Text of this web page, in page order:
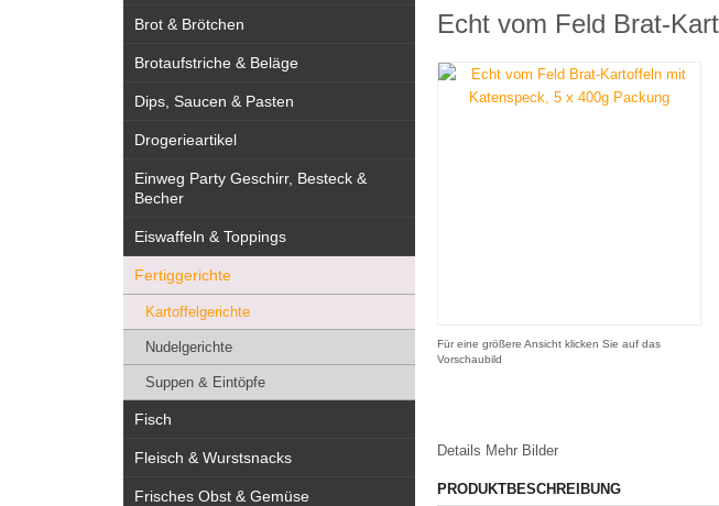
Echt vom Feld Brat-
Für eine größere Ansicht klicken Sie auf das
Vorschaubild
Details Mehr Bilder
PRODUKTBESCHREIBUNG
Brot & Brötchen
Brotaufstriche & Beläge
Dips, Saucen & Pasten
Drogerieartikel
Einweg Party Geschirr, Besteck &
Becher
Eiswaffeln & Toppings
Fertiggerichte
Kartoffelgerichte
Nudelgerichte
Suppen & Eintöpfe
Fisch
Fleisch & Wurstsnacks
Frisches Obst & Gemüse